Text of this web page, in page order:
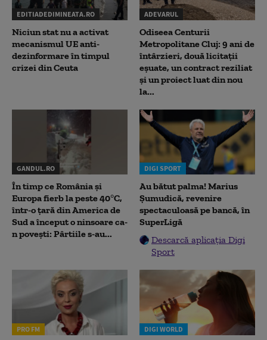
EDITIADEDIMINEATA.RO
Niciun stat nu a activat
mecanismul UE anti-
dezinformare în timpul
crizei din Ceuta
ADEVARUL
Odiseea Centurii
Metropolitane Cluj: 9 ani de
întârzieri, două licitații
eșuate, un contract reziliat
și un proiect luat din nou
la...
GANDUL.RO
În timp ce România și
Europa fierb la peste 40°C,
într-o țară din America de
Sud a început o ninsoare ca-
n povești: Pârtiile s-au...
DIGI SPORT
Au bătut palma! Marius
Șumudică, revenire
spectaculoasă pe bancă, în
SuperLigă
Descarcă aplicația Digi
Sport
PRO FM DIGI WORLD